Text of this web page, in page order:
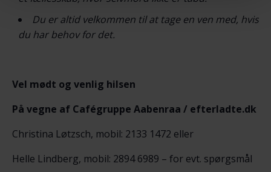
Du er altid velkommen til at tage en ven med, hvis
du har behov for det.
Vel mødt og venlig hilsen
På vegne af Cafégruppe Aabenraa / efterladte.dk
Christina Løtzsch, mobil: 2133 1472 eller
Helle Lindberg, mobil: 2894 6989 – for evt. spørgsmål